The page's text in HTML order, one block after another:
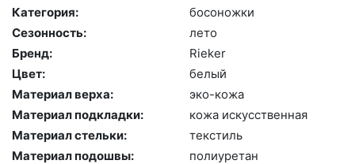
Категория:
бо­сонож­ки
Сезонность:
ле­то
Бренд:
Ri­eker
Цвет:
бе­лый
Материал верха:
эко-ко­жа
Материал подкладки:
ко­жа ис­кусс­твен­ная
Материал стельки:
текс­тиль
Материал подошвы:
по­ли­уре­тан